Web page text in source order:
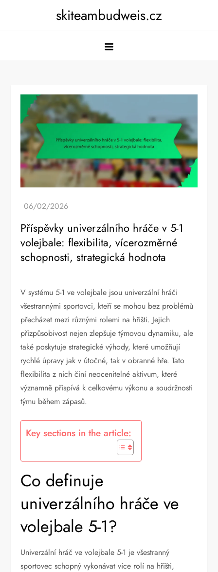
skiteambudweis.cz
Příspěvky univerzálního hráče v 5-1
volejbale: flexibilita, vícerozměrné
schopnosti, strategická hodnota
V systému 5-1 ve volejbale jsou univerzální hráči
všestrannými sportovci, kteří se mohou bez problémů
přecházet mezi různými rolemi na hřišti. Jejich
přizpůsobivost nejen zlepšuje týmovou dynamiku, ale
také poskytuje strategické výhody, které umožňují
rychlé úpravy jak v útočné, tak v obranné hře. Tato
flexibilita z nich činí neocenitelné aktivum, které
významně přispívá k celkovému výkonu a soudržnosti
týmu během zápasů.
Key sections in the article:
Co definuje
univerzálního hráče ve
volejbale 5-1?
Univerzální hráč ve volejbale 5-1 je všestranný
sportovec schopný vykonávat více rolí na hřišti,